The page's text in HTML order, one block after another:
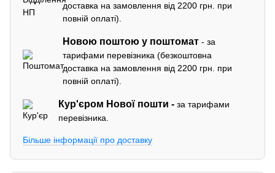
доставка на замовлення від 2200 грн. при
повній оплаті).
Новою поштою у поштомат - за
тарифами перевізника (безкоштовна
доставка на замовлення від 2200 грн. при
повній оплаті).
Кур'єром Нової пошти -за тарифами
перевізника.
Більше інформації про доставку